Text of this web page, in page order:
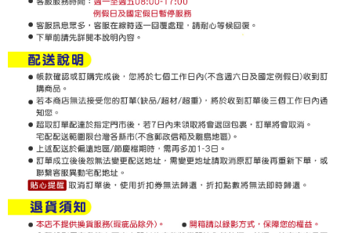
易，需依本服務之必要範圍內提供個人資料，並將交易相關給付款項請求債
權轉讓予恩沛科技股份有限公司。
２．關於個人資料處理事宜，請瀏覽以下網址：
https://aftee.tw/terms/#terms3
３．未成年的使用者請事先徵得法定代理人或監護人之同意方可使用
「AFTEE先享後付」，若未經同意申辦者引起之損失，本公司不負相關責
任。
４．使用「AFTEE先享後付」時，將依據個別帳號之用戶狀況，依本公司即
時審查核予不同之上限額度；若仍有額度不足之情形，本公司將視審查結果
請求用戶進行身份認證。
５．嚴禁一人註冊多個帳號或使用他人資訊註冊。若發現惡意使用之情形，
恩沛科技股份有限公司將有權停止該用戶之使用額度並採取法律行動。